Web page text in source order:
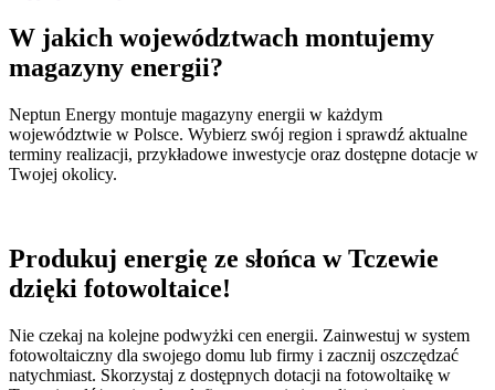
W jakich województwach montujemy
magazyny energii?
Neptun Energy montuje magazyny energii w każdym
województwie w Polsce. Wybierz swój region i sprawdź aktualne
terminy realizacji, przykładowe inwestycje oraz dostępne dotacje w
Twojej okolicy.
Produkuj energię ze słońca w Tczewie
dzięki fotowoltaice!
Nie czekaj na kolejne podwyżki cen energii. Zainwestuj w system
fotowoltaiczny dla swojego domu lub firmy i zacznij oszczędzać
natychmiast. Skorzystaj z dostępnych dotacji na fotowoltaikę w